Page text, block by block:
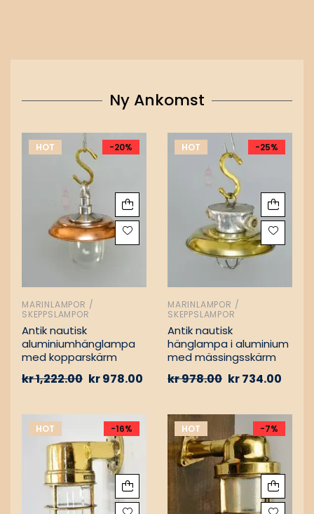
Ny Ankomst
HOT -20%
MARINLAMPOR /
SKEPPSLAMPOR
Antik nautisk
aluminiumhänglampa
med kopparskärm
kr1,222.00 kr978.00
HOT -25%
MARINLAMPOR /
SKEPPSLAMPOR
Antik nautisk
hänglampa i aluminium
med mässingsskärm
kr978.00 kr734.00
HOT -16% HOT -7%